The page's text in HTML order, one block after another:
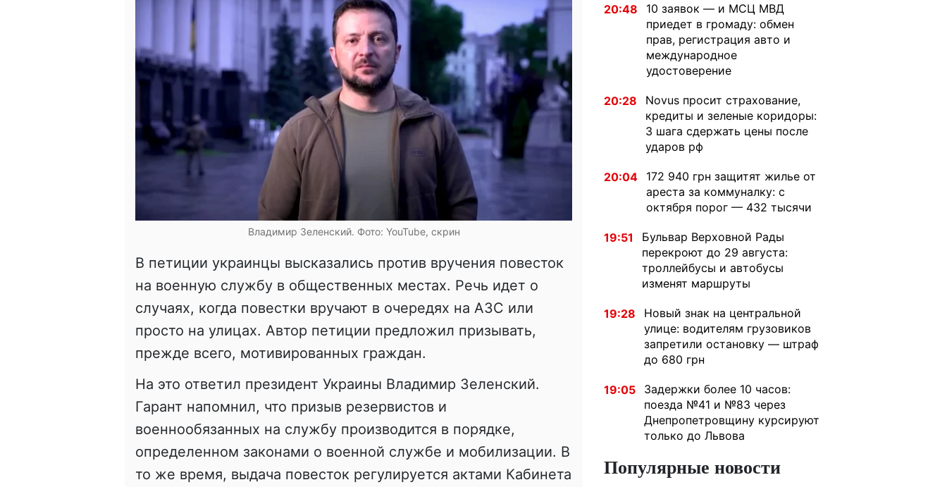
Владимир Зеленский. Фото: YouTube, скрин
В петиции украинцы высказались против вручения повесток
на военную службу в общественных местах. Речь идет о
случаях, когда повестки вручают в очередях на АЗС или
просто на улицах. Автор петиции предложил призывать,
прежде всего, мотивированных граждан.
На это ответил президент Украины Владимир Зеленский.
Гарант напомнил, что призыв резервистов и
военнообязанных на службу производится в порядке,
определенном законами о военной службе и мобилизации. В
то же время, выдача повесток регулируется актами Кабинета
20:48
10 заявок — и МСЦ МВД
приедет в громаду: обмен
прав, регистрация авто и
международное
удостоверение
20:28
Novus просит страхование,
кредиты и зеленые коридоры:
3 шага сдержать цены после
ударов рф
20:04
172 940 грн защитят жилье от
ареста за коммуналку: с
октября порог — 432 тысячи
19:51
Бульвар Верховной Рады
перекроют до 29 августа:
троллейбусы и автобусы
изменят маршруты
19:28
Новый знак на центральной
улице: водителям грузовиков
запретили остановку — штраф
до 680 грн
19:05
Задержки более 10 часов:
поезда №41 и №83 через
Днепропетровщину курсируют
только до Львова
Популярные новости